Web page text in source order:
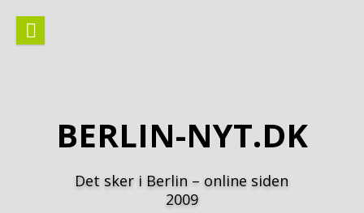
indhold
BERLIN-NYT.DK
Det sker i Berlin – online siden
2009